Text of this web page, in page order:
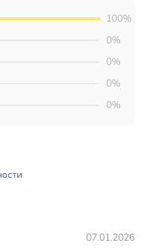
и правильности
элементов
без использования
07.01.2026
100%
0%
0%
0%
0%